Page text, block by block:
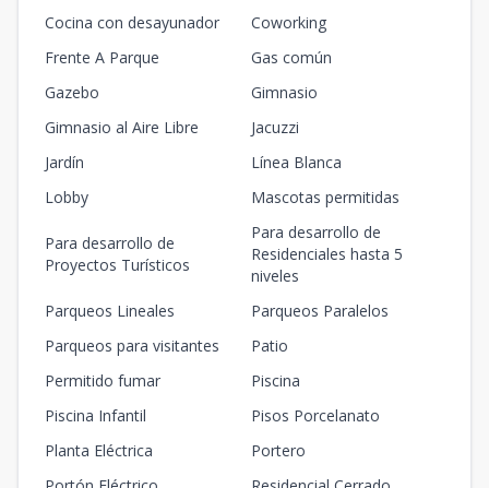
Cocina con desayunador
Coworking
Frente A Parque
Gas común
Gazebo
Gimnasio
Gimnasio al Aire Libre
Jacuzzi
Jardín
Línea Blanca
Lobby
Mascotas permitidas
Para desarrollo de
Proyectos Turísticos
Para desarrollo de
Residenciales hasta 5
niveles
Parqueos Lineales
Parqueos Paralelos
Parqueos para visitantes
Patio
Permitido fumar
Piscina
Piscina Infantil
Pisos Porcelanato
Planta Eléctrica
Portero